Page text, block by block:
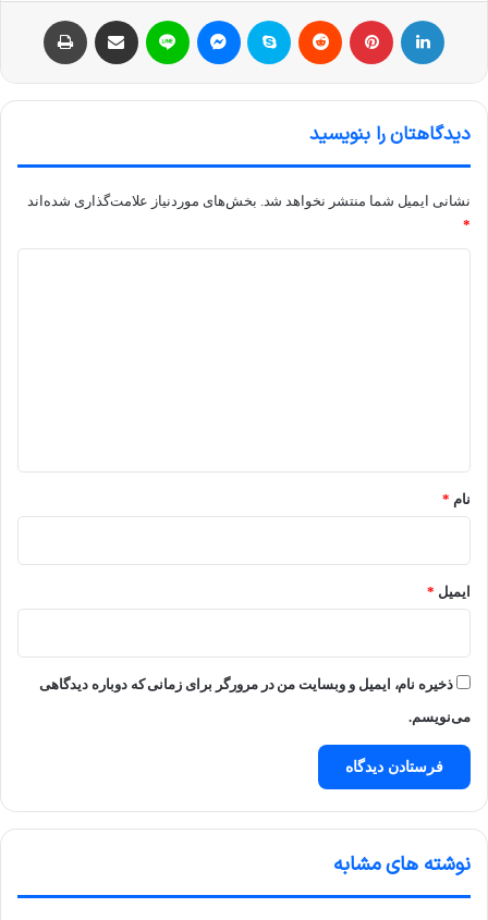
دیدگاهتان را بنویسید
نشانی ایمیل شما منتشر نخواهد شد. بخش‌های موردنیاز علامت‌گذاری شده‌اند
*
نام *
ایمیل *
ذخیره نام، ایمیل و وبسایت من در مرورگر برای زمانی که دوباره دیدگاهی
می‌نویسم.
نوشته های مشابه